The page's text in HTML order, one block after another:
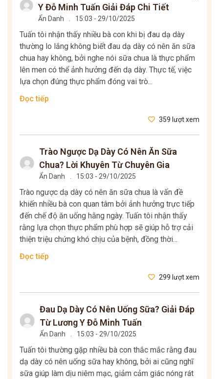
Y Đỗ Minh Tuấn Giải Đáp Chi Tiết
Ẩn Danh 15:03 - 29/10/2025
Tuấn tôi nhận thấy nhiều bà con khi bị đau dạ dày
thường lo lắng không biết đau dạ dày có nên ăn sữa
chua hay không, bởi nghe nói sữa chua là thực phẩm
lên men có thể ảnh hưởng đến dạ dày. Thực tế, việc
lựa chọn đúng thực phẩm đóng vai trò...
Đọc tiếp
359 lượt xem
Trào Ngược Dạ Dày Có Nên Ăn Sữa
Chua? Lời Khuyên Từ Chuyên Gia
Ẩn Danh 15:03 - 29/10/2025
Trào ngược dạ dày có nên ăn sữa chua là vấn đề
khiến nhiều bà con quan tâm bởi ảnh hưởng trực tiếp
đến chế độ ăn uống hằng ngày. Tuấn tôi nhận thấy
rằng lựa chọn thực phẩm phù hợp sẽ giúp hỗ trợ cải
thiện triệu chứng khó chịu của bệnh, đồng thời...
Đọc tiếp
299 lượt xem
Đau Dạ Dày Có Nên Uống Sữa? Giải Đáp
Từ Lương Y Đỗ Minh Tuấn
Ẩn Danh 15:03 - 29/10/2025
Tuấn tôi thường gặp nhiều bà con thắc mắc rằng đau
dạ dày có nên uống sữa hay không, bởi ai cũng nghĩ
sữa giúp làm dịu niêm mạc, giảm cảm giác nóng rát